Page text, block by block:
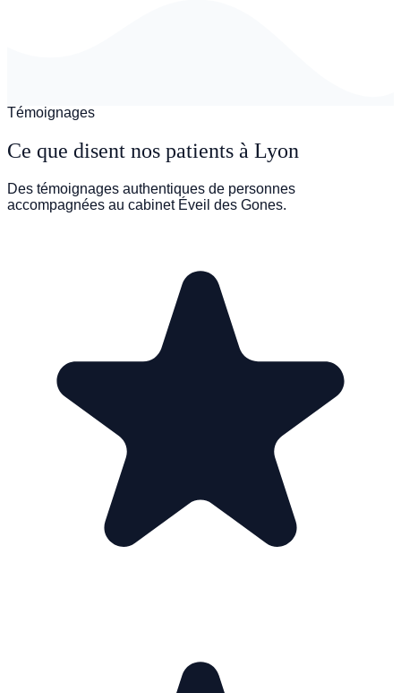
Témoignages
Ce que disent nos patients à Lyon
Des témoignages authentiques de personnes
accompagnées au cabinet Éveil des Gones.